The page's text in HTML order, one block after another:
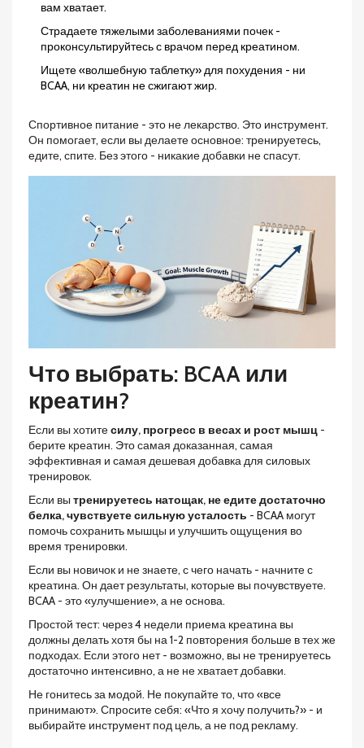
вам хватает.
Страдаете тяжелыми заболеваниями почек -
проконсультируйтесь с врачом перед креатином.
Ищете «волшебную таблетку» для похудения - ни
BCAA, ни креатин не сжигают жир.
Спортивное питание - это не лекарство. Это инструмент.
Он помогает, если вы делаете основное: тренируетесь,
едите, спите. Без этого - никакие добавки не спасут.
Что выбрать: BCAA или
креатин?
Если вы хотитесилу, прогресс в весах и рост мышц -
берите креатин. Это самая доказанная, самая
эффективная и самая дешевая добавка для силовых
тренировок.
Если вы тренируетесь натощак, не едите достаточно
белка, чувствуете сильную усталость - BCAA могут
помочь сохранить мышцы и улучшить ощущения во
время тренировки.
Если вы новичок и не знаете, с чего начать - начните с
креатина. Он дает результаты, которые вы почувствуете.
BCAA - это «улучшение», а не основа.
Простой тест: через 4 недели приема креатина вы
должны делать хотя бы на 1-2 повторения больше в тех же
подходах. Если этого нет - возможно, вы не тренируетесь
достаточно интенсивно, а не не хватает добавки.
Не гонитесь за модой. Не покупайте то, что «все
принимают». Спросите себя: «Что я хочу получить?» - и
выбирайте инструмент под цель, а не под рекламу.